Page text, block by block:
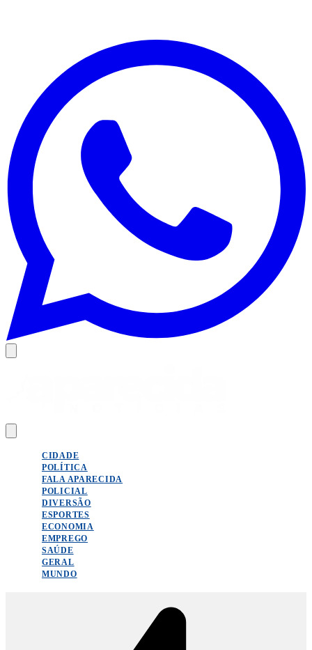
CIDADE
POLÍTICA
FALA APARECIDA
POLICIAL
DIVERSÃO
ESPORTES
ECONOMIA
EMPREGO
SAÚDE
GERAL
MUNDO